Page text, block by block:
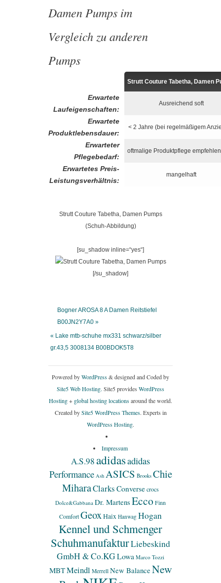
Damen Pumps im
Vergleich zu anderen
Pumps
Strutt Couture Tabetha, Damen
Erwartete
Laufeigenschaften:
Ausreichend soft
Erwartete
Produktlebensdauer:
< 2 Jahre (bei regelmäßigem
Erwarteter
Pflegebedarf:
oftmalige Produktpflege
Erwartetes Preis-
Leistungsverhältnis:
mangelhaft
Strutt Couture Tabetha, Damen Pumps
(Schuh-Abbildung)
[su_shadow inline=“yes“]
[/su_shadow]
Bogner AROSA 8 A Damen Reitstiefel
B00JN2Y7A0 »
« Lake mtb-schuhe mx331 schwarz/silber
gr.43,5 3008134 B00BDOK5T8
Powered byWordPress& designed and Coded by
Site5 Web Hosting. Site5 provides WordPress
Hosting+ global hosting locationsaround the world.
Created bySite5 WordPress Themes. Experts in
WordPress Hosting.
Impressum
A.S.98adidasadidas
Performance Ash ASICS Brooks Chie
MiharaClarks Conversecrocs
Dolce&Gabbana Dr. MartensEccoFinn
ComfortGeoxHaix Hanwag Hogan
Kennel und Schmenger
SchuhmanufakturLiebeskind
GmbH & Co.KG Lowa Marco Tozzi
MBTMeindl Merrell New Balance New